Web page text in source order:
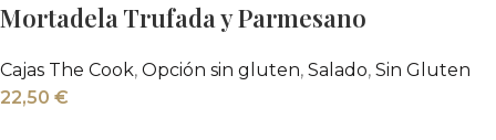
Mortadela Trufada y Parmesano
Cajas The Cook, Opción sin gluten, Salado, Sin Gluten
22,50 €